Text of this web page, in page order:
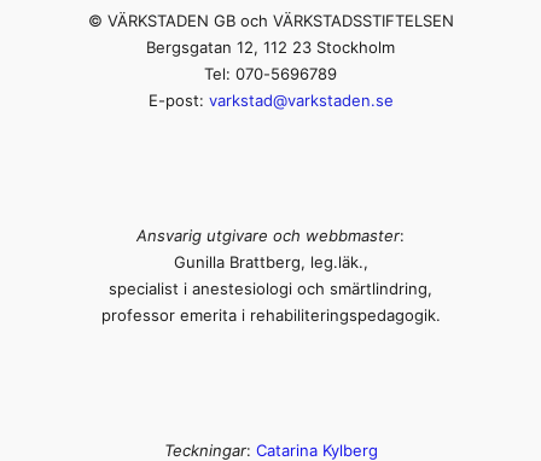
© VÄRKSTADEN GB och VÄRKSTADSSTIFTELSEN
Bergsgatan 12, 112 23 Stockholm
Tel: 070-5696789
E-post: varkstad@varkstaden.se
Ansvarig utgivare och webbmaster:
Gunilla Brattberg, leg.läk.,
specialist i anestesiologi och smärtlindring,
professor emerita i rehabiliteringspedagogik.
Teckningar: Catarina Kylberg